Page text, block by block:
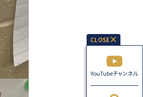
YouTubeチャンネル